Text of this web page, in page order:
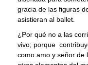
gracia de las figuras
asistieran al ballet.
¿Por qué no a las
vivo; porque
como amo y señor de